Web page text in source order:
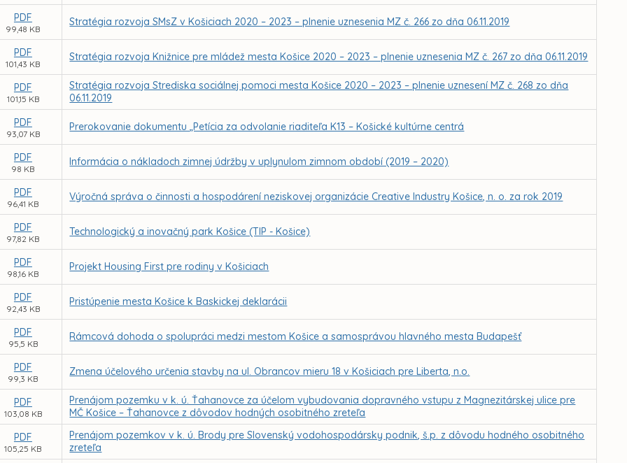
PDF
99,48 KB
Stratégia rozvoja SMsZ v Košiciach 2020 – 2023 – plnenie uznesenia MZ č. 266 zo dňa 06.11.2019
PDF
101,43 KB
Stratégia rozvoja Knižnice pre mládež mesta Košice 2020 – 2023 – plnenie uznesenia MZ č. 267 zo dňa 06.11.2019
PDF
101,15 KB
Stratégia rozvoja Strediska sociálnej pomoci mesta Košice 2020 – 2023 – plnenie uznesení MZ č. 268 zo dňa
06.11.2019
PDF
93,07 KB
Prerokovanie dokumentu „Petícia za odvolanie riaditeľa K13 – Košické kultúrne centrá
PDF
98 KB
Informácia o nákladoch zimnej údržby v uplynulom zimnom období (2019 – 2020)
PDF
96,41 KB
Výročná správa o činnosti a hospodárení neziskovej organizácie Creative Industry Košice, n. o. za rok 2019
PDF
97,82 KB
Technologický a inovačný park Košice (TIP - Košice)
PDF
98,16 KB
Projekt Housing First pre rodiny v Košiciach
PDF
92,43 KB
Pristúpenie mesta Košice k Baskickej deklarácii
PDF
95,5 KB
Rámcová dohoda o spolupráci medzi mestom Košice a samosprávou hlavného mesta Budapešť
PDF
99,3 KB
Zmena účelového určenia stavby na ul. Obrancov mieru 18 v Košiciach pre Liberta, n.o.
PDF
103,08 KB
Prenájom pozemku v k. ú. Ťahanovce za účelom vybudovania dopravného vstupu z Magnezitárskej ulice pre
MČ Košice – Ťahanovce z dôvodov hodných osobitného zreteľa
PDF
105,25 KB
Prenájom pozemkov v k. ú. Brody pre Slovenský vodohospodársky podnik, š.p. z dôvodu hodného osobitného
zreteľa